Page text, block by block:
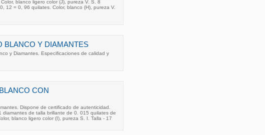
blanco ligero color (J), pureza V. S. 8
12 = 0, 96 quilates. Color, blanco (H), pureza V.
BLANCO Y DIAMANTES
y Diamantes. Especificaciones de calidad y
CON
Dispone de certificado de autenticidad.
diamantes de talla brillante de 0. 015 quilates de
blanco ligero color (I), pureza S. I. Talla - 17